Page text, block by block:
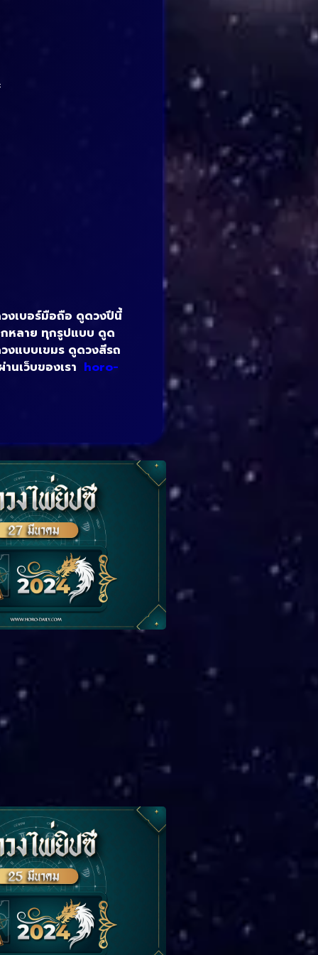
งเบอร์มือถือ ดูดวงปีนี้
หลาย ทุกรูปแบบ ดูด
งแบบเขมร ดูดวงสีรถ
เว็บของเรา horo-